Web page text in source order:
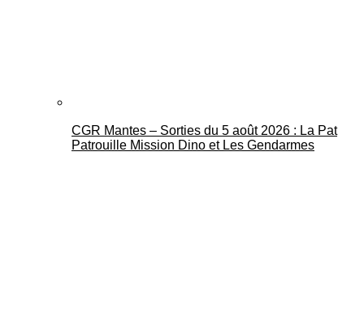
CGR Mantes – Sorties du 5 août 2026 : La Pat
Patrouille Mission Dino et Les Gendarmes